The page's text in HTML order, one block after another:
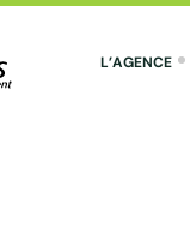
L’AGENCE